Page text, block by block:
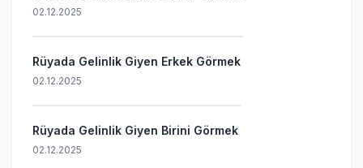
02.12.2025
Rüyada Gelinlik Giyen Erkek Görmek
02.12.2025
Rüyada Gelinlik Giyen Birini Görmek
02.12.2025